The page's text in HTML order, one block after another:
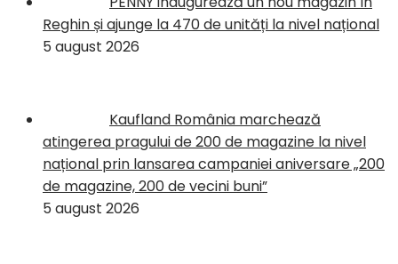
Reghin și ajunge la 470 de unități la nivel național
5 august 2026
Kaufland România marchează
atingerea pragului de 200 de magazine la nivel
național prin lansarea campaniei aniversare „200
de magazine, 200 de vecini buni”
5 august 2026